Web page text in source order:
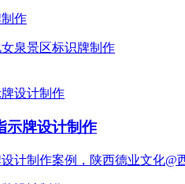
作
泉景区标识牌制作
示牌设计制作
计制作案例，陕西德业文化